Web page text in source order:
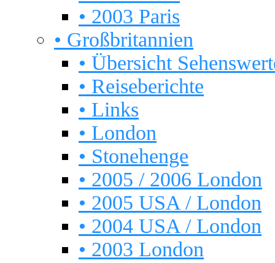
• 2003 Paris
• Großbritannien
• Übersicht
• Reiseberichte
• Links
• London
• Stonehenge
• 2005 / 2006 London
• 2005 USA / London
• 2004 USA / London
• 2003 London